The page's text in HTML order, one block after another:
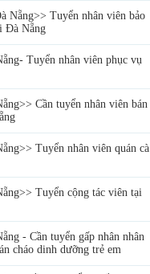
Nẵng>> Tuyển nhân viên bảo
Đà Nẵng
Tuyển nhân viên phục vụ
Cần tuyển nhân viên bán
Tuyển nhân viên quán cà
Tuyển cộng tác viên tại
- Cần tuyển gấp nhân nhân
cháo dinh dưỡng trẻ em